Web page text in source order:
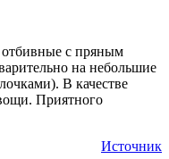
с пряным
на небольшие
В качестве
Приятного
Источник